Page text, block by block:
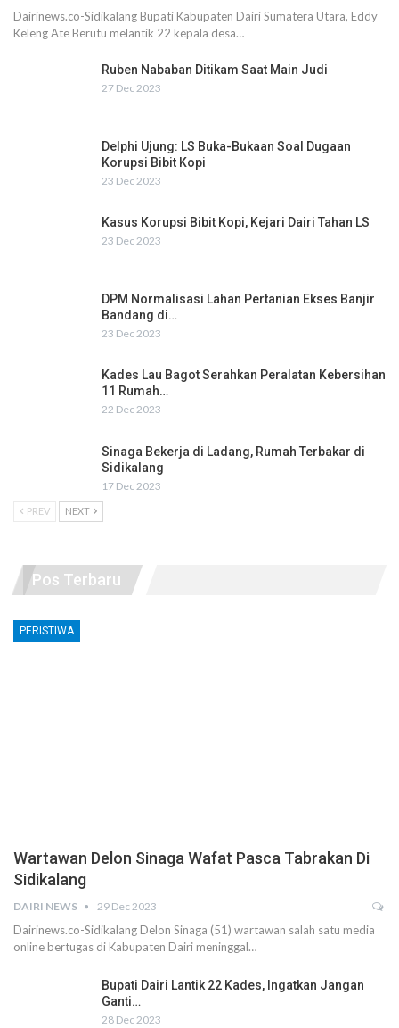
Dairinews.co-Sidikalang Bupati Kabupaten Dairi Sumatera Utara, Eddy
Keleng Ate Berutu melantik 22 kepala desa…
Ruben Nababan Ditikam Saat Main Judi
27 Dec 2023
Delphi Ujung: LS Buka-Bukaan Soal Dugaan
Korupsi Bibit Kopi
23 Dec 2023
Kasus Korupsi Bibit Kopi, Kejari Dairi Tahan LS
23 Dec 2023
DPM Normalisasi Lahan Pertanian Ekses Banjir
Bandang di…
23 Dec 2023
Kades Lau Bagot Serahkan Peralatan Kebersihan
11 Rumah…
22 Dec 2023
Sinaga Bekerja di Ladang, Rumah Terbakar di
Sidikalang
17 Dec 2023
PREV NEXT
Pos Terbaru
PERISTIWA
Wartawan Delon Sinaga Wafat Pasca Tabrakan Di
Sidikalang
DAIRI NEWS 29 Dec 2023
Dairinews.co-Sidikalang Delon Sinaga (51) wartawan salah satu media
online bertugas di Kabupaten Dairi meninggal…
Bupati Dairi Lantik 22 Kades, Ingatkan Jangan
Ganti…
28 Dec 2023